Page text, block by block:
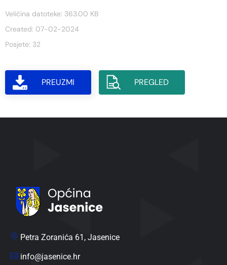
Veličina datoteke: 363.00 KB
Created: 07-02-2024
Posjete: 32
PREUZMI PREGLED
Petra Zoranića 61, Jasenice
info@jasenice.hr